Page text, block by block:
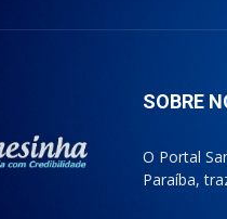
SOBRE
O Portal
Paraíba,